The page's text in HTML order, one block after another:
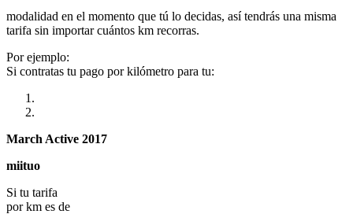
modalidad en el momento que tú lo decidas, así tendrás una misma
tarifa sin importar cuántos km recorras.
Por ejemplo:
Si contratas tu pago por kilómetro para tu:
March Active 2017
miituo
Si tu tarifa
por km es de